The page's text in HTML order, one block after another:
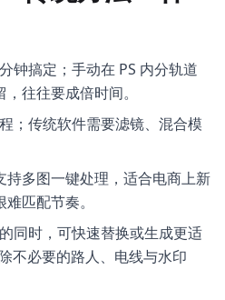
钟搞定；手动在 PS 内分轨道
往往要成倍时间。
；传统软件需要滤镜、混合模
多图一键处理，适合电商上新
匹配节奏。
同时，可快速替换或生成更适
不必要的路人、电线与水印